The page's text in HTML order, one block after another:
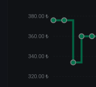
380.00 ₺
360.00 ₺
340.00 ₺
320.00 ₺